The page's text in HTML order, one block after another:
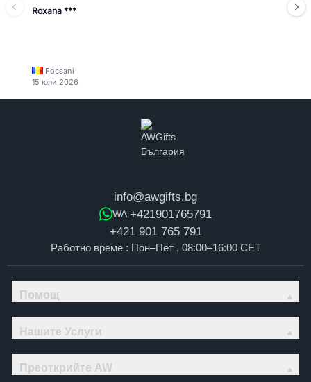
Roxana ***
Focsani
15 юли 2026
info@awgifts.bg
WA:+421901765791
+421 901 765 791
Работно време : Пон–Пет , 08:00–16:00 CET
Помощ
Нашите Услуги
Преоткрийте AW